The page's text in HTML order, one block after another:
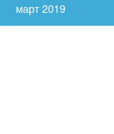
март 2019